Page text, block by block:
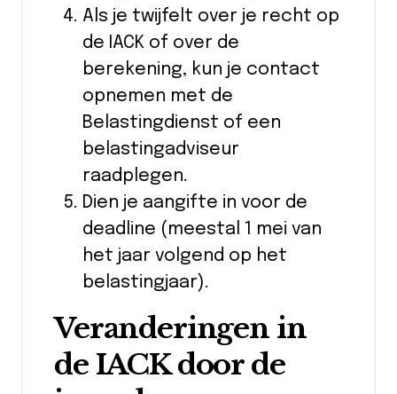
Als je twijfelt over je recht op
de IACK of over de
berekening, kun je contact
opnemen met de
Belastingdienst of een
belastingadviseur
raadplegen.
Dien je aangifte in voor de
deadline (meestal 1 mei van
het jaar volgend op het
belastingjaar).
Veranderingen in
de IACK door de